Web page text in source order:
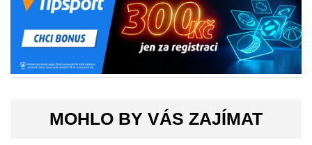
MOHLO BY VÁS ZAJÍMAT